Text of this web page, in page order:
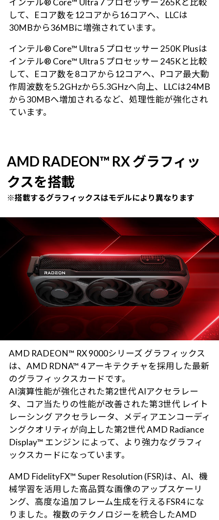
して、Eコア数を12コアから16コアへ、LLCは
30MBから36MBに増強されています。
インテル® Core™ Ultra 5 プロセッサー 250K Plusは
インテル® Core™ Ultra 5 プロセッサー 245Kと比較
して、Eコア数を8コアから12コアへ、Pコア最大動
作周波数を5.2GHzから5.3GHzへ向上、LLCは24MB
から30MBへ増加されるなど、処理性能が強化され
ています。
AMD RADEON™ RX グラフィッ
クスを搭載
※搭載するグラフィックスはモデルにより異なります
AMD RADEON™ RX 9000シリーズ グラフィックス
は、AMD RDNA™ 4 アーキテクチャを採用した最新
のグラフィックスカードです。
AI演算性能が強化された第2世代 AIアクセラレー
タ、コア当たりの性能が改善された第3世代 レイト
レーシング アクセラレータ、メディアエンコーディ
ングクオリティが向上した第2世代 AMD Radiance
Display™ エンジン によって、より強力なグラフィ
ックスカードになっています。
AMD FidelityFX™ Super Resolution (FSR)は、AI、機
械学習を活用した高品質な画像のアップスケーリ
ング、高度な追加フレーム生成を行えるFSR4 にな
りました。複数のテクノロジーを統合したAMD